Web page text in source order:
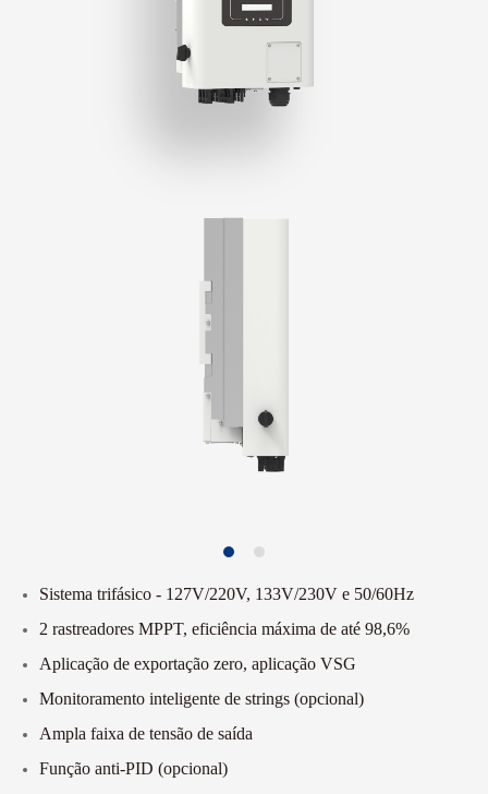
Sistema trifásico - 127V/220V, 133V/230V e 50/60Hz
2 rastreadores MPPT, eficiência máxima de até 98,6%
Aplicação de exportação zero, aplicação VSG
Monitoramento inteligente de strings (opcional)
Ampla faixa de tensão de saída
Função anti-PID (opcional)